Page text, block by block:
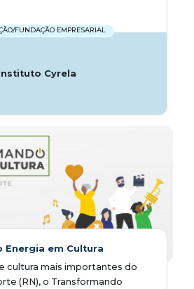
FUNDAÇÃO EMPRESARIAL
Cyrela
Energia em Cultura
cultura mais importantes do
(RN), o Transformando